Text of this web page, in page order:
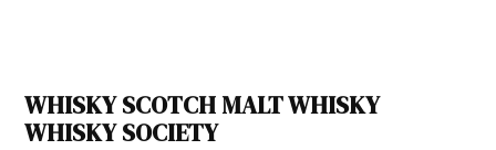
WHISKY SCOTCH MALT WHISKY
WHISKY SOCIETY